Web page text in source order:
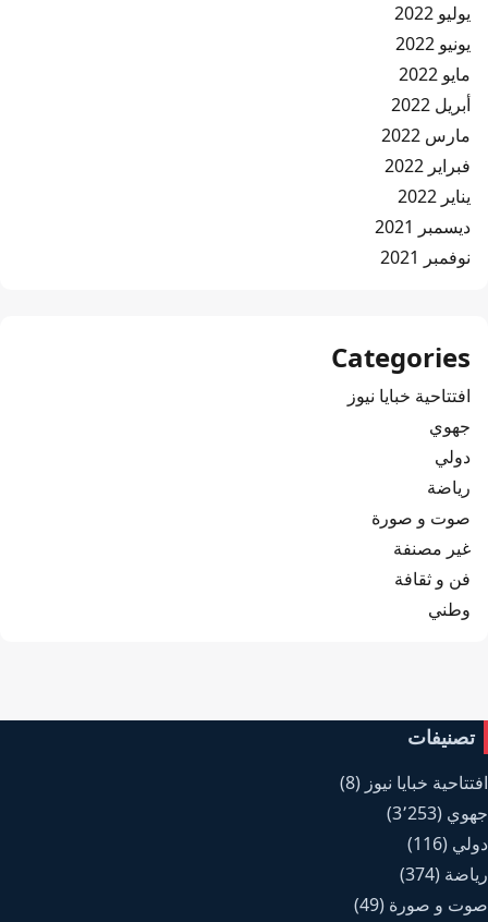
يوليو 2022
يونيو 2022
مايو 2022
أبريل 2022
مارس 2022
فبراير 2022
يناير 2022
ديسمبر 2021
نوفمبر 2021
Categories
افتتاحية خبايا نيوز
جهوي
دولي
رياضة
صوت و صورة
غير مصنفة
فن و ثقافة
وطني
تصنيفات
افتتاحية خبايا نيوز (8)
جهوي (3٬253)
دولي (116)
رياضة (374)
صوت و صورة (49)